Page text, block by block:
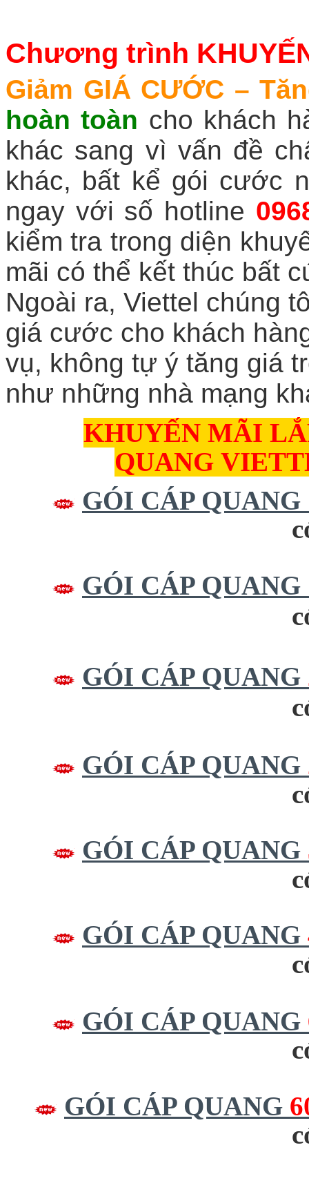
Chương trình
Giảm GIÁ CƯỚC –
hoàn toàn cho khách
khác sang vì vấn đề
khác, bất kể gói cước
ngay với số hotline
kiểm tra trong diện
mãi có thể kết thúc bất
Ngoài ra, Viettel chúng
giá cước cho khách
vụ, không tự ý tăng giá
như những nhà mạng
KHUYẾN MÃI
QUANG
GÓI CÁP QUANG
GÓI CÁP QUANG
GÓI CÁP QUANG
GÓI CÁP QUANG
GÓI CÁP QUANG
GÓI CÁP QUANG
GÓI CÁP QUANG
GÓI CÁP QUANG